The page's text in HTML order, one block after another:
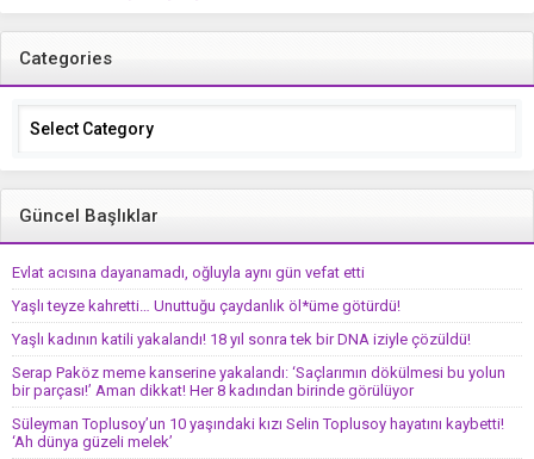
kaybetti! ‘Ah dünya güzeli melek’
Categories
Categories
Güncel Başlıklar
Evlat acısına dayanamadı, oğluyla aynı gün vefat etti
Yaşlı teyze kahretti… Unuttuğu çaydanlık öl*üme götürdü!
Yaşlı kadının katili yakalandı! 18 yıl sonra tek bir DNA iziyle çözüldü!
Serap Paköz meme kanserine yakalandı: ‘Saçlarımın dökülmesi bu yolun
bir parçası!’ Aman dikkat! Her 8 kadından birinde görülüyor
Süleyman Toplusoy’un 10 yaşındaki kızı Selin Toplusoy hayatını kaybetti!
‘Ah dünya güzeli melek’